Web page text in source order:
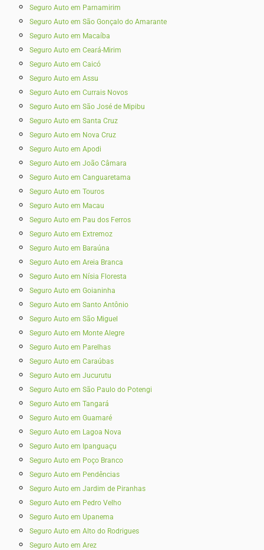
Seguro Auto em Parnamirim
Seguro Auto em São Gonçalo do Amarante
Seguro Auto em Macaíba
Seguro Auto em Ceará-Mirim
Seguro Auto em Caicó
Seguro Auto em Assu
Seguro Auto em Currais Novos
Seguro Auto em São José de Mipibu
Seguro Auto em Santa Cruz
Seguro Auto em Nova Cruz
Seguro Auto em Apodi
Seguro Auto em João Câmara
Seguro Auto em Canguaretama
Seguro Auto em Touros
Seguro Auto em Macau
Seguro Auto em Pau dos Ferros
Seguro Auto em Extremoz
Seguro Auto em Baraúna
Seguro Auto em Areia Branca
Seguro Auto em Nísia Floresta
Seguro Auto em Goianinha
Seguro Auto em Santo Antônio
Seguro Auto em São Miguel
Seguro Auto em Monte Alegre
Seguro Auto em Parelhas
Seguro Auto em Caraúbas
Seguro Auto em Jucurutu
Seguro Auto em São Paulo do Potengi
Seguro Auto em Tangará
Seguro Auto em Guamaré
Seguro Auto em Lagoa Nova
Seguro Auto em Ipanguaçu
Seguro Auto em Poço Branco
Seguro Auto em Pendências
Seguro Auto em Jardim de Piranhas
Seguro Auto em Pedro Velho
Seguro Auto em Upanema
Seguro Auto em Alto do Rodrigues
Seguro Auto em Arez